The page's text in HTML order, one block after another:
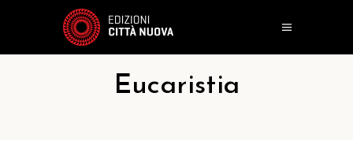
Eucaristia